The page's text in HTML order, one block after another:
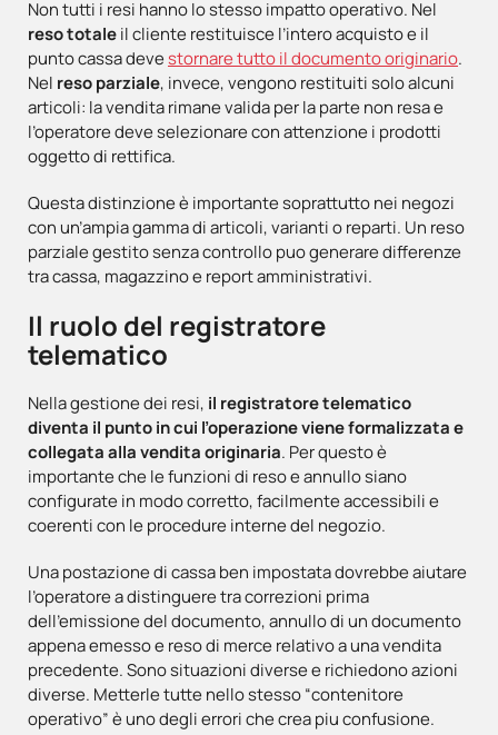
Non tutti i resi hanno lo stesso impatto operativo. Nel
reso totaleil cliente restituisce l’intero acquisto e il
punto cassa devestornare tutto il documento originario.
Nel reso parziale, invece, vengono restituiti solo alcuni
articoli: la vendita rimane valida per la parte non resa e
l’operatore deve selezionare con attenzione i prodotti
oggetto di rettifica.
Questa distinzione è importante soprattutto nei negozi
con un’ampia gamma di articoli, varianti o reparti. Un reso
parziale gestito senza controllo puo generare differenze
tra cassa, magazzino e report amministrativi.
Il ruolo del registratore
telematico
Nella gestione dei resi, il registratore telematico
diventa il punto in cui l’operazione viene formalizzata e
collegata alla vendita originaria. Per questo è
importante che le funzioni di reso e annullo siano
configurate in modo corretto, facilmente accessibili e
coerenti con le procedure interne del negozio.
Una postazione di cassa ben impostata dovrebbe aiutare
l’operatore a distinguere tra correzioni prima
dell’emissione del documento, annullo di un documento
appena emesso e reso di merce relativo a una vendita
precedente. Sono situazioni diverse e richiedono azioni
diverse. Metterle tutte nello stesso “contenitore
operativo” è uno degli errori che crea piu confusione.